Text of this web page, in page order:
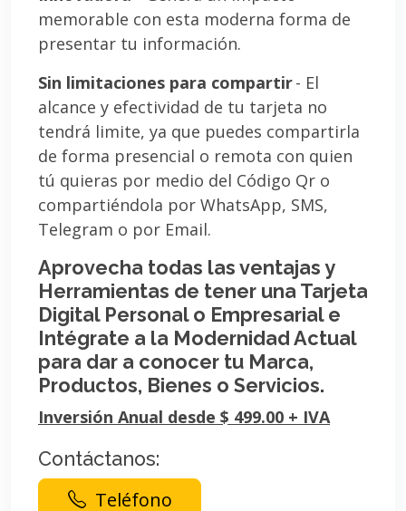
memorable con esta moderna forma de
presentar tu información.
Sin limitaciones para compartir- El
alcance y efectividad de tu tarjeta no
tendrá limite, ya que puedes compartirla
de forma presencial o remota con quien
tú quieras por medio del Código Qr o
compartiéndola por WhatsApp, SMS,
Telegram o por Email.
Aprovecha todas las ventajas y
Herramientas de tener una Tarjeta
Digital Personal o Empresarial e
Intégrate a la Modernidad Actual
para dar a conocer tu Marca,
Productos, Bienes o Servicios.
Inversión Anual desde $ 499.00 + IVA
Contáctanos:
Teléfono